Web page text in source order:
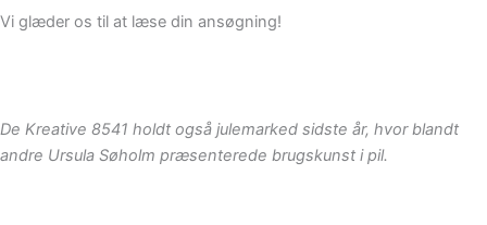
Vi glæder os til at læse din ansøgning!
De Kreative 8541 holdt også julemarked sidste år, hvor blandt
andre Ursula Søholm præsenterede brugskunst i pil.